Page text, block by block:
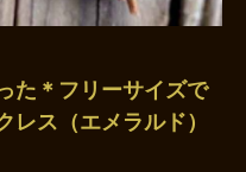
た＊フリーサイズで
ス（エメラルド）